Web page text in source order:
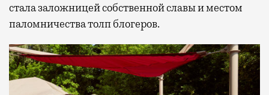
стала заложницей собственной славы и местом
паломничества толп блогеров.